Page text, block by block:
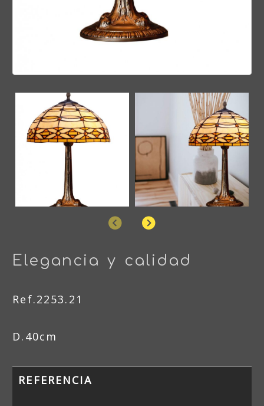
AnteriorSiguiente
Elegancia y calidad
Ref.2253.21
D.40cm
REFERENCIA